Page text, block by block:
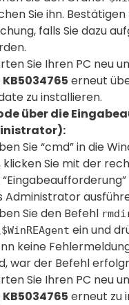
Sie ihn. Bestätigen
falls Sie dazu
Sie Ihren PC neu
KB5034765 erneut
zu installieren.
über die
Sie “cmd” in die
klicken Sie mit der
Administrator
Sie den Befehl
ein und
keine
war der Befehl
Sie Ihren PC neu
KB5034765 erneut zu